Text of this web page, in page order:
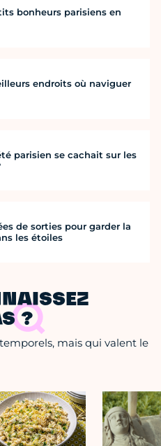
bonheurs parisiens en
endroits où naviguer
parisien se cachait sur les
de sorties pour garder la
les étoiles
?
mais qui valent le